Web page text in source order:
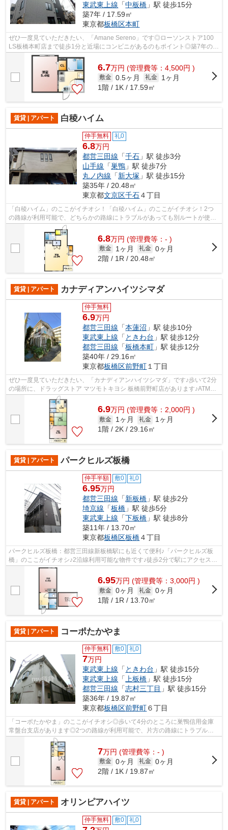
東武東上線 「中板橋 」駅 徒歩15分
築7年 / 17.59㎡
東京都板橋区本町
ぜひ一度見ていただきたい、「Amane Sereno」です◎ローソンストア100
LS板橋本町店まで徒歩1分と近場にコンビニがあるのもポイント◎築7年の物
件です◎シンプルながらも風の通り道がしっ...
6.7万円 (管理費等：4,500円 )
敷金 0.5ヶ月 礼金
1ヶ月
1階 / 1K / 17.59㎡
賃貸 | アパート 白稜ハイム
仲手無料 礼0
6.8万円
都営三田線 「千石 」駅 徒歩3分
山手線 「巣鴨 」駅 徒歩7分
丸ノ内線 「新大塚 」駅 徒歩15分
築35年 / 20.48㎡
東京都文京区千石４丁目
「白稜ハイム」のここがイチオシ！「白稜ハイム」のここがイチオシ！2つ
の路線が利用可能で、どちらかの路線にトラブルがあっても別ルートが使え
ます！風通しの良い物件は利便性が高く...
6.8万円 (管理費等：- )
敷金 1ヶ月 礼金 0ヶ月
2階 / 1R / 20.48㎡
賃貸 | アパート カナディアンハイツシマダ
仲手無料
6.9万円
都営三田線 「本蓮沼 」駅 徒歩10分
東武東上線 「 ときわ台 」駅 徒歩12分
都営三田線 「板橋本町 」駅 徒歩12分
築40年 / 29.16㎡
東京都板橋区前野町 １丁目
ぜひ一度見ていただきたい、「カナディアンハイツシマダ」です♪歩いて2分
の場所に、ドラッグストア マツモトキヨシ 板橋前野町店があります♪ATMに
行かずとも、初期費用や家賃をカード...
6.9万円 (管理費等：2,000円 )
敷金 1ヶ月 礼金
1ヶ月
1階 / 2K / 29.16㎡
賃貸 | アパート パークヒルズ板橋
仲手半額 敷0 礼0
6.95万円
都営三田線 「新板橋 」駅 徒歩2分
埼京線 「板橋 」駅 徒歩5分
東武東上線 「下板橋 」駅 徒歩8分
築11年 / 13.70㎡
東京都板橋区板橋４丁目
パークヒルズ板橋：都営三田線新板橋駅にも近くて便利♪「パークヒルズ板
橋」のここがイチオシ♪2沿線利用可能な物件です♪徒歩2分で駅にアクセス可
能な、魅力的な駅近物件です♪こちらの...
6.95万円 (管理費等：3,000円 )
敷金 0ヶ月 礼金 0ヶ月
1階 / 1R / 13.70㎡
賃貸 | アパート コーポたかやま
仲手無料 敷0 礼0
7万円
東武東上線 「 ときわ台 」駅 徒歩15分
東武東上線 「上板橋 」駅 徒歩15分
都営三田線 「志村三丁目 」駅 徒歩15分
築36年 / 19.87㎡
東京都板橋区前野町６丁目
「コーポたかやま」のここがイチオシ◎歩いて4分のところに巣鴨信用金庫
常盤台支店があります◎2つの路線が利用可能で、片方の路線にトラブルが
あっても別ルートが使えます◎こちらの物件...
7万円 (管理費等：- )
敷金 0ヶ月 礼金 0ヶ月
2階 / 1K / 19.87㎡
賃貸 | アパート オリンピアハイツ
仲手無料 敷0 礼0